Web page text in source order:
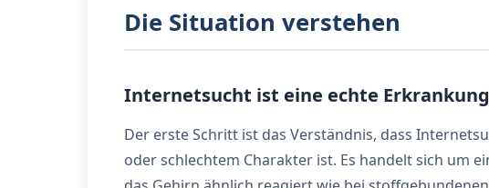
Die Situation verstehen
Internetsucht ist eine echte Erkrankung
Der erste Schritt ist das Verständnis, dass
oder schlechtem Charakter ist. Es handelt sich um